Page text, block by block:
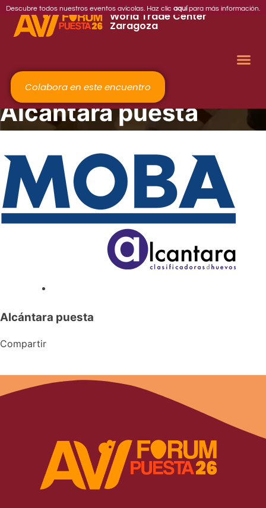
Descubre todos nuestros eventos avícolas. Haz clic aquípara más información.
2026
World Trade Center
Zaragoza
Colabora en este encuentro
Alcántara puesta
Alcántara puesta
Compartir